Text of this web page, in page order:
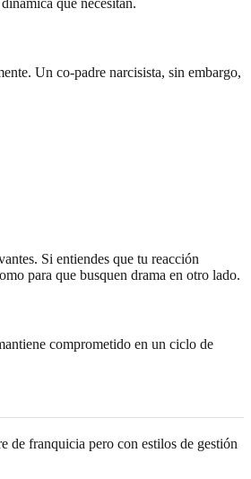
Un co-padre narcisista, sin embargo,
Si entiendes que tu reacción
para que busquen drama en otro lado.
comprometido en un ciclo de
de franquicia pero con estilos de gestión